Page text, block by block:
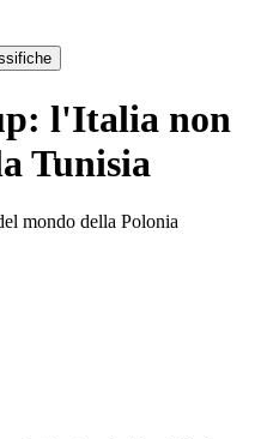
l'Italia non
Tunisia
mondo della Polonia